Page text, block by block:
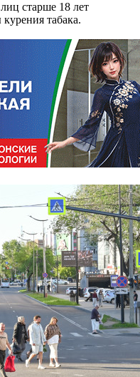
старше 18 лет
табака.